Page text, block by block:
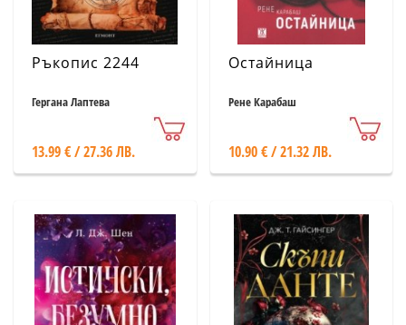
Ръкопис 2244
Гергана Лаптева
13.99 € / 27.36 ЛВ.
Остайница
Рене Карабаш
10.90 € / 21.32 ЛВ.